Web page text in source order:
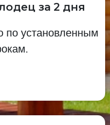
за 2 дня
по установленным